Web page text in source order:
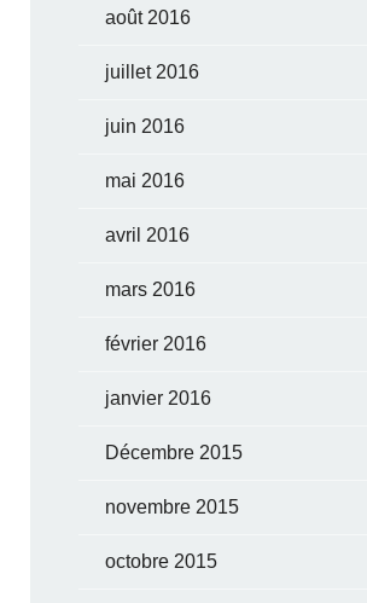
août 2016
juillet 2016
juin 2016
mai 2016
avril 2016
mars 2016
février 2016
janvier 2016
Décembre 2015
novembre 2015
octobre 2015